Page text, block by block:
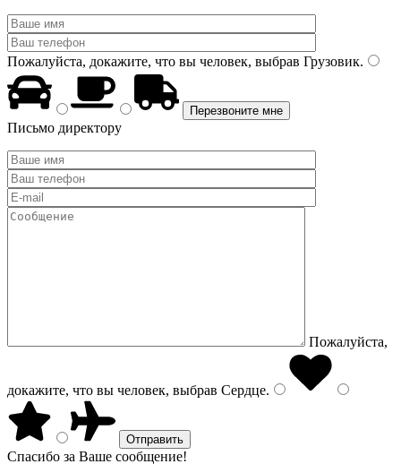
Пожалуйста, докажите, что вы человек, выбрав Грузовик.
Письмо директору
Пожалуйста,
докажите, что вы человек, выбрав Сердце.
Спасибо за Ваше сообщение!